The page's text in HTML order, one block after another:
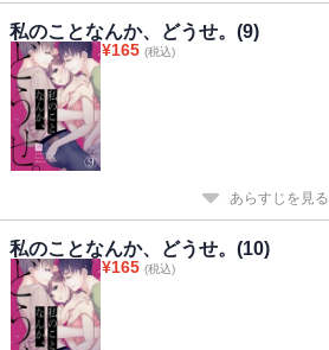
私のことなんか、どうせ。(9)
¥165 (税込)
あらすじを見る
私のことなんか、どうせ。(10)
¥165 (税込)